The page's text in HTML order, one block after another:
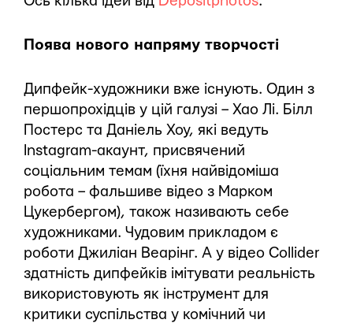
Поява нового напряму творчості
Дипфейк-художники вже існують. Один з
першопрохідців у цій галузі – Хао Лі. Білл
Постерс та Даніель Хоу, які ведуть
Instagram-акаунт, присвячений
соціальним темам (їхня найвідоміша
робота – фальшиве відео з Марком
Цукербергом), також називають себе
художниками. Чудовим прикладом є
роботи Джиліан Веарінг. А у відео Collider
здатність дипфейків імітувати реальність
використовують як інструмент для
критики суспільства у комічний чи